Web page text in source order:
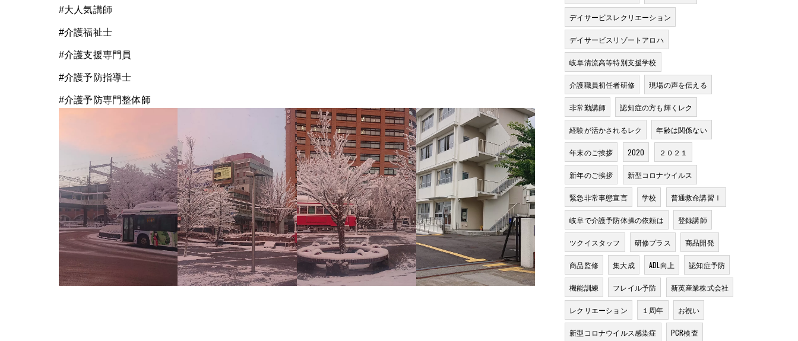
#大人気講師
#介護福祉士
#介護支援専門員
#介護予防指導士
#介護予防専門整体師
デイサービスレクリエーション
デイサービスリゾートアロハ
岐阜清流高等特別支援学校
介護職員初任者研修 現場の声を伝える
非常勤講師 認知症の方も輝くレク
経験が活かされるレク 年齢は関係ない
年末のご挨拶 2020 ２０２１
新年のご挨拶 新型コロナウイルス
緊急非常事態宣言 学校 普通救命講習Ⅰ
岐阜で介護予防体操の依頼は 登録講師
ツクイスタッフ 研修プラス 商品開発
商品監修 集大成 ADL向上 認知症予防
機能訓練 フレイル予防 新英産業株式会社
レクリエーション １周年 お祝い
新型コロナウイルス感染症 PCR検査